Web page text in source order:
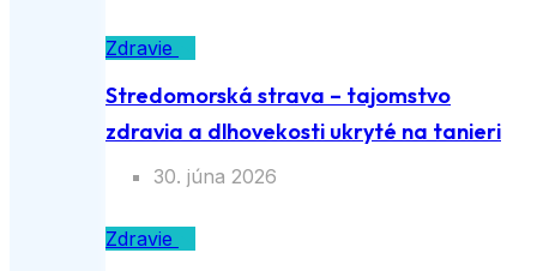
Zdravie
Stredomorská strava – tajomstvo
zdravia a dlhovekosti ukryté na tanieri
30. júna 2026
Zdravie